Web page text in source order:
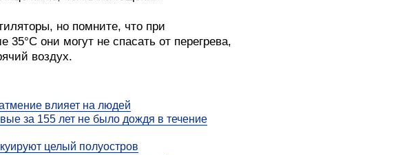
но помните, что при
35°C они могут не спасать от перегрева,
воздух.
влияет на людей
за 155 лет не было дождя в течение
целый полуостров